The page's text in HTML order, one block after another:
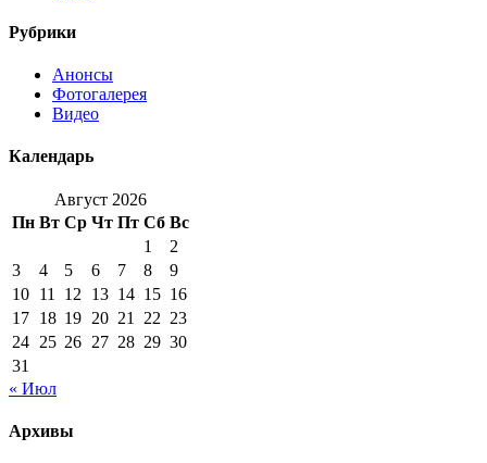
Рубрики
Анонсы
Фотогалерея
Видео
Календарь
Август 2026
Пн Вт Ср Чт Пт Сб Вс
1
2
3
4 5 6 7 8
9
10 11 12 13 14 15 16
17 18 19 20 21 22 23
24 25 26 27 28 29 30
31
« Июл
Архивы